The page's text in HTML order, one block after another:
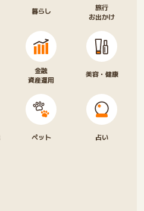
暮らし
旅行
お出かけ
金融
資産運用
美容・健康
ペット 占い